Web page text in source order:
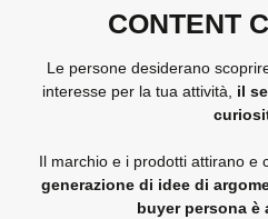
CONTENT
Le persone desiderano
interesse per la tua attività, il
Il marchio e i prodotti attirano e
generazione di idee di
buyer persona è